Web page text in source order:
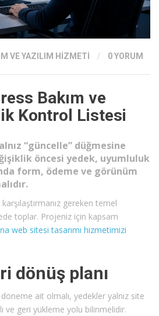
VE YAZILIM HIZMETI / 0 YORUM
Bakım ve
Kontrol Listesi
“güncelle” düğmesine
öncesi yedek, uyumluluk
form, ödeme ve görünüm
gereken temel
toplar. Projeniz için kapsam
web sitesi tasarımı hizmetimizi
dönüş planı
ait olmalı, yedekler yalnız site
ve geri yükleme yolu bilinmelidir.